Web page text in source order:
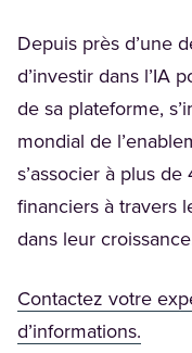
Depuis près d’une
d’investir dans l’IA
de sa plateforme,
mondial de
s’associer à plus
financiers à travers
dans leur
Contactez votre
d’informations.